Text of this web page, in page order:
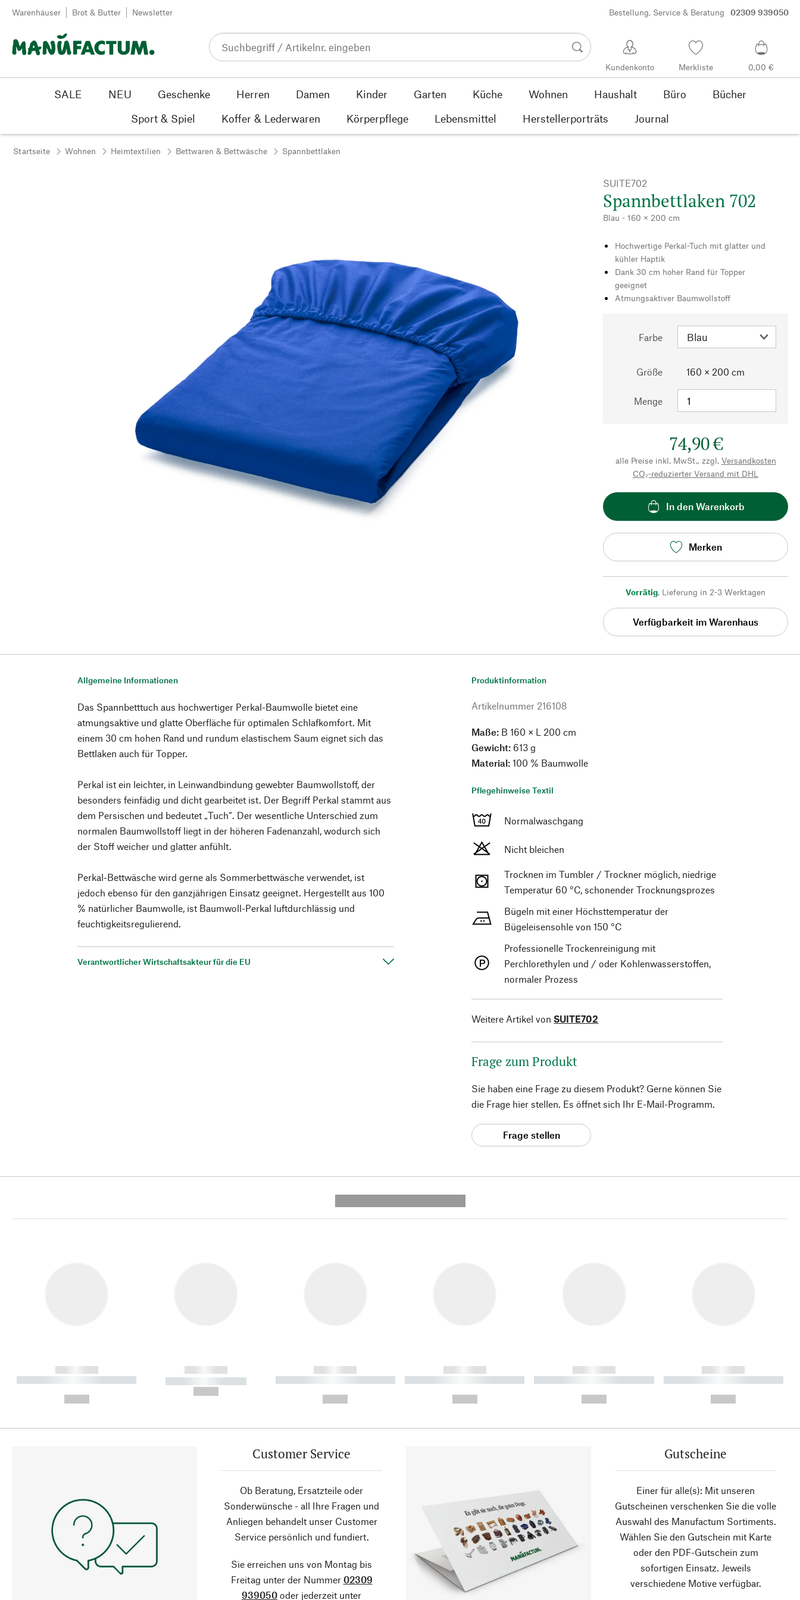
Zum Inhalt springen
Warenhäuser Brot & Butter Newsletter Bestellung, Service & Beratung 02309 939050
Kundenkonto Merkliste 0,00 €
SALE NEU Geschenke Herren Damen Kinder Garten Küche Wohnen Haushalt Büro
Bücher
Sport & Spiel
Koffer & Lederwaren Körperpflege Lebensmittel Herstellerporträts Journal
Startseite Wohnen Heimtextilien Bettwaren & Bettwäsche Spannbettlaken
SUITE702
Spannbettlaken 702
Blau - 160 × 200 cm
Hochwertige Perkal-Tuch mit glatter und
kühler Haptik
Dank 30 cm hoher Rand für Topper
geeignet
Atmungsaktiver Baumwollstoff
Farbe
Größe 160 × 200 cm
Menge
74,90 €
alle Preise inkl. MwSt., zzgl. Versandkosten
CO₂-reduzierter Versand mit DHL
In den Warenkorb
Merken
Vorrätig, Lieferung in 2-3 Werktagen
Verfügbarkeit im Warenhaus
Allgemeine Informationen
Das Spannbetttuch aus hochwertiger Perkal-Baumwolle bietet eine
atmungsaktive und glatte Oberfläche für optimalen Schlafkomfort. Mit
einem 30 cm hohen Rand und rundum elastischem Saum eignet sich das
Bettlaken auch für Topper.
Perkal ist ein leichter, in Leinwandbindung gewebter Baumwollstoff, der
besonders feinfädig und dicht gearbeitet ist. Der Begriff Perkal stammt aus
dem Persischen und bedeutet „Tuch“. Der wesentliche Unterschied zum
normalen Baumwollstoff liegt in der höheren Fadenanzahl, wodurch sich
der Stoff weicher und glatter anfühlt.
Perkal-Bettwäsche wird gerne als Sommerbettwäsche verwendet, ist
jedoch ebenso für den ganzjährigen Einsatz geeignet. Hergestellt aus 100
% natürlicher Baumwolle, ist Baumwoll-Perkal luftdurchlässig und
feuchtigkeitsregulierend.
Verantwortlicher Wirtschaftsakteur für die EU
Produktinformation
Artikelnummer 216108
Maße: B 160 × L 200 cm
Gewicht: 613 g
Material: 100 % Baumwolle
Pflegehinweise Textil
Normalwaschgang
Nicht bleichen
Trocknen im Tumbler / Trockner möglich, niedrige
Temperatur 60 °C, schonender Trocknungsprozes
Bügeln mit einer Höchsttemperatur der
Bügeleisensohle von 150 °C
Professionelle Trockenreinigung mit
Perchlorethylen und / oder Kohlenwasserstoffen,
normaler Prozess
Weitere Artikel von SUITE702
Frage zum Produkt
Sie haben eine Frage zu diesem Produkt? Gerne können Sie
die Frage hier stellen. Es öffnet sich Ihr E-Mail-Programm.
Frage stellen
------------
----------- ----------- ----------
------------
----------- -----------
------------
----------- ----------- ----------
------------
----------- ----------- ----------
------------
----------- ----------- ----------
------------
----------- ----------- ----------
Customer Service
Ob Beratung, Ersatzteile oder
Sonderwünsche - all Ihre Fragen und
Anliegen behandelt unser Customer
Service persönlich und fundiert.
Sie erreichen uns von Montag bis
Freitag unter der Nummer 02309
939050 oder jederzeit unter
Gutscheine
Einer für alle(s): Mit unseren
Gutscheinen verschenken Sie die volle
Auswahl des Manufactum Sortiments.
Wählen Sie den Gutschein mit Karte
oder den PDF-Gutschein zum
sofortigen Einsatz. Jeweils
verschiedene Motive verfügbar.